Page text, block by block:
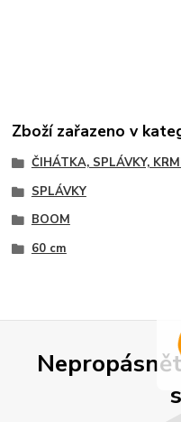
Zboží zařazeno v
ČIHÁTKA, SPLÁVKY,
SPLÁVKY
BOOM
60 cm